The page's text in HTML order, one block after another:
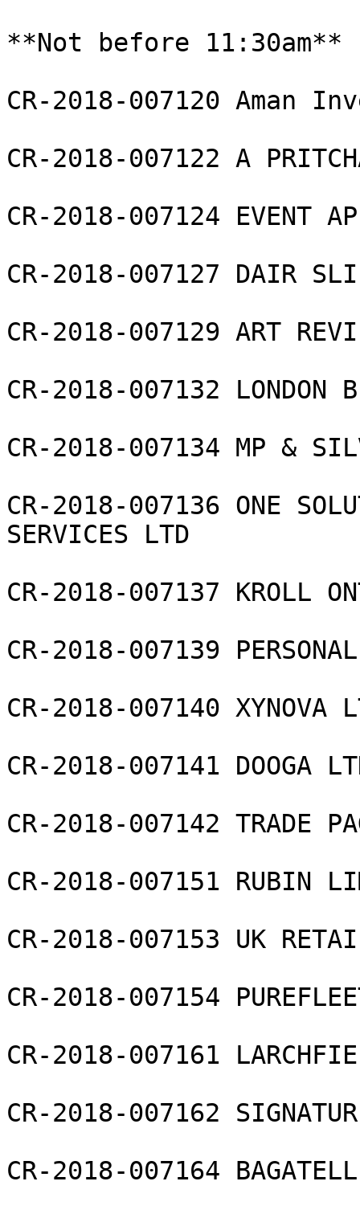
**Not before 11:30am**
CR-2018-007120 Aman
CR-2018-007122 A
CR-2018-007124 EVENT
CR-2018-007127 DAIR
CR-2018-007129 ART
CR-2018-007132 LONDON
CR-2018-007134 MP &
CR-2018-007136 ONE
SERVICES LTD
CR-2018-007137 KROLL
CR-2018-007139
CR-2018-007140 XYNOVA
CR-2018-007141
CR-2018-007142 TRADE
CR-2018-007151 RUBIN
CR-2018-007153 UK
CR-2018-007154
CR-2018-007161
CR-2018-007162
CR-2018-007164